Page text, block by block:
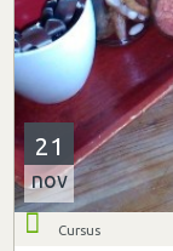
21
nov
Cursus